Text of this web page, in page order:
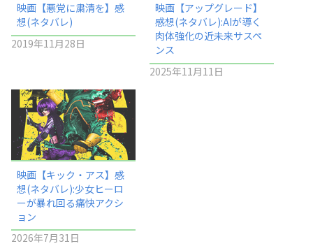
映画【悪党に粛清を】感
想(ネタバレ)
2019年11月28日
映画【アップグレード】
感想(ネタバレ):AIが導く
肉体強化の近未来サスペ
ンス
2025年11月11日
映画【キック・アス】感
想(ネタバレ):少女ヒーロ
ーが暴れ回る痛快アクシ
ョン
2026年7月31日